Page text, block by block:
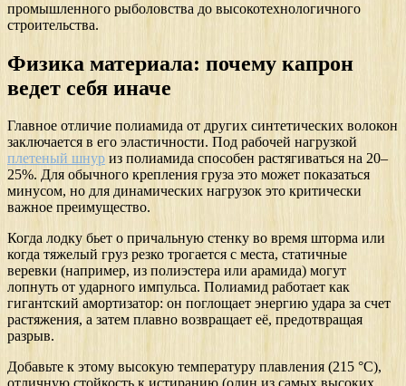
промышленного рыболовства до высокотехнологичного
строительства.
Физика материала: почему капрон
ведет себя иначе
Главное отличие полиамида от других синтетических волокон
заключается в его эластичности. Под рабочей нагрузкой
плетеный шнур из полиамида способен растягиваться на 20–
25%. Для обычного крепления груза это может показаться
минусом, но для динамических нагрузок это критически
важное преимущество.
Когда лодку бьет о причальную стенку во время шторма или
когда тяжелый груз резко трогается с места, статичные
веревки (например, из полиэстера или арамида) могут
лопнуть от ударного импульса. Полиамид работает как
гигантский амортизатор: он поглощает энергию удара за счет
растяжения, а затем плавно возвращает её, предотвращая
разрыв.
Добавьте к этому высокую температуру плавления (215 °C),